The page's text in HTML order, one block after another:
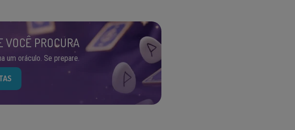
VOCÊ PROCURA
um oráculo. Se prepare.